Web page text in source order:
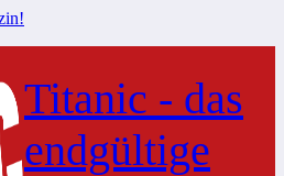
Titanic - das
endgültige